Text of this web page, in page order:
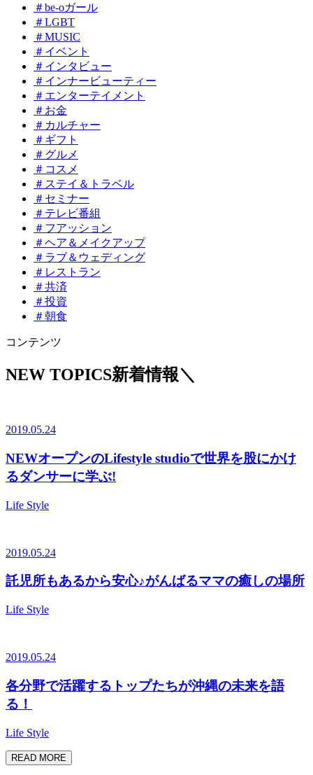
＃be-oガール
＃LGBT
＃MUSIC
＃イベント
＃インタビュー
＃インナービューティー
＃エンターテイメント
＃お金
＃カルチャー
＃ギフト
＃グルメ
＃コスメ
＃ステイ＆トラベル
＃セミナー
＃テレビ番組
＃フアッション
＃ヘア＆メイクアップ
＃ラブ＆ウェディング
＃レストラン
＃共済
＃投資
＃朝食
コンテンツ
NEW TOPICS新着情報＼
2019.05.24
NEWオープンのLifestyle studioで世界を股にかけ
るダンサーに学ぶ!
Life Style
2019.05.24
託児所もあるから安心♪がんばるママの癒しの場所
Life Style
2019.05.24
各分野で活躍するトップたちが沖縄の未来を語
る！
Life Style
READ MORE